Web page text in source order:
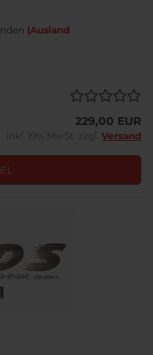
(Ausland
229,00 EUR
inkl. 19% MwSt. zzgl. Versand